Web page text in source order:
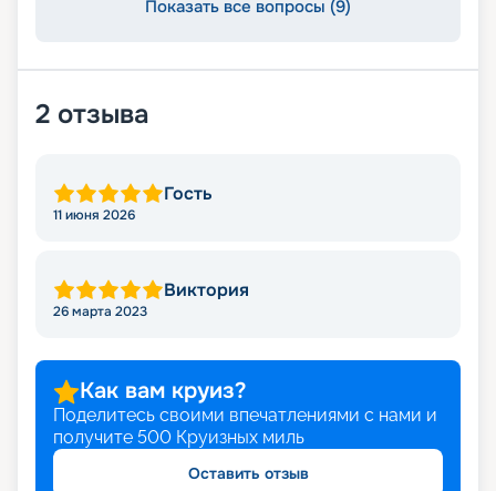
Показать все вопросы (9)
2 отзыва
Гость
11 июня 2026
Виктория
26 марта 2023
Как вам круиз?
Поделитесь своими впечатлениями с нами и
получите 500 Круизных миль
Оставить отзыв